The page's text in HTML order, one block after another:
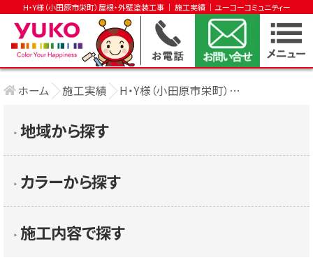
H・Y様（小田原市栄町）屋根・外壁塗装工事 │ 施工実績 │ユーコーコミュニティー
ホーム 施工実績 H・Y様（小田原市栄町）屋根・外壁塗装工事
▶︎ 施工内容で探す
▶︎ カラーから探す
▶︎ 地域から探す